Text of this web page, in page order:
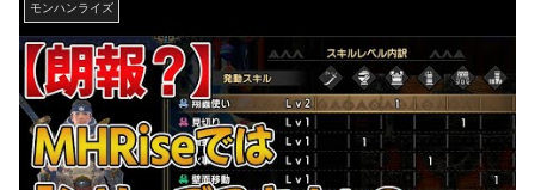
モンハンライズ